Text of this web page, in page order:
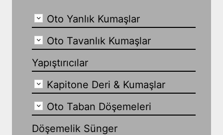
Oto Yanlık Kumaşlar
Oto Tavanlık Kumaşlar
Yapıştırıcılar
Kapitone Deri & Kumaşlar
Oto Taban Döşemeleri
Döşemelik Sünger